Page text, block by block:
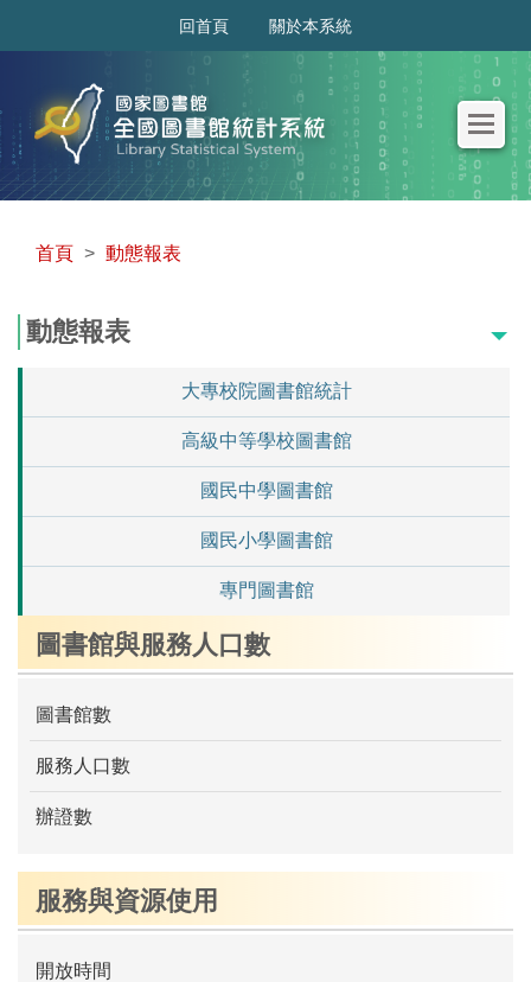
回首頁 關於本系統
首頁 > 動態報表
動態報表
大專校院圖書館統計
高級中等學校圖書館
國民中學圖書館
國民小學圖書館
專門圖書館
圖書館與服務人口數
圖書館數
服務人口數
辦證數
服務與資源使用
開放時間